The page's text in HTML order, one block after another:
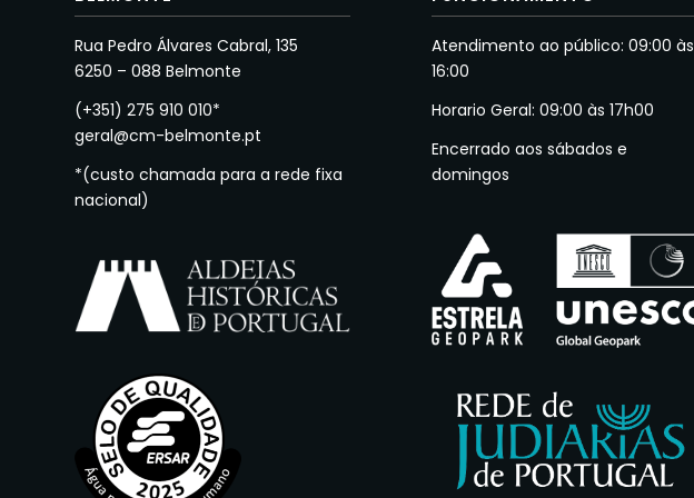
Rua Pedro Álvares Cabral, 135
6250 – 088 Belmonte
(+351) 275 910 010*
geral@cm-belmonte.pt
*(custo chamada para a rede fixa
nacional)
Atendimento ao público: 09:00 às
16:00
Horario Geral: 09:00 às 17h00
Encerrado aos sábados e
domingos